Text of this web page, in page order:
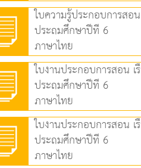
ประถมศึกษาปีที่ 6
ภาษาไทย
ประถมศึกษาปีที่ 6
ภาษาไทย
ประถมศึกษาปีที่ 6
ภาษาไทย